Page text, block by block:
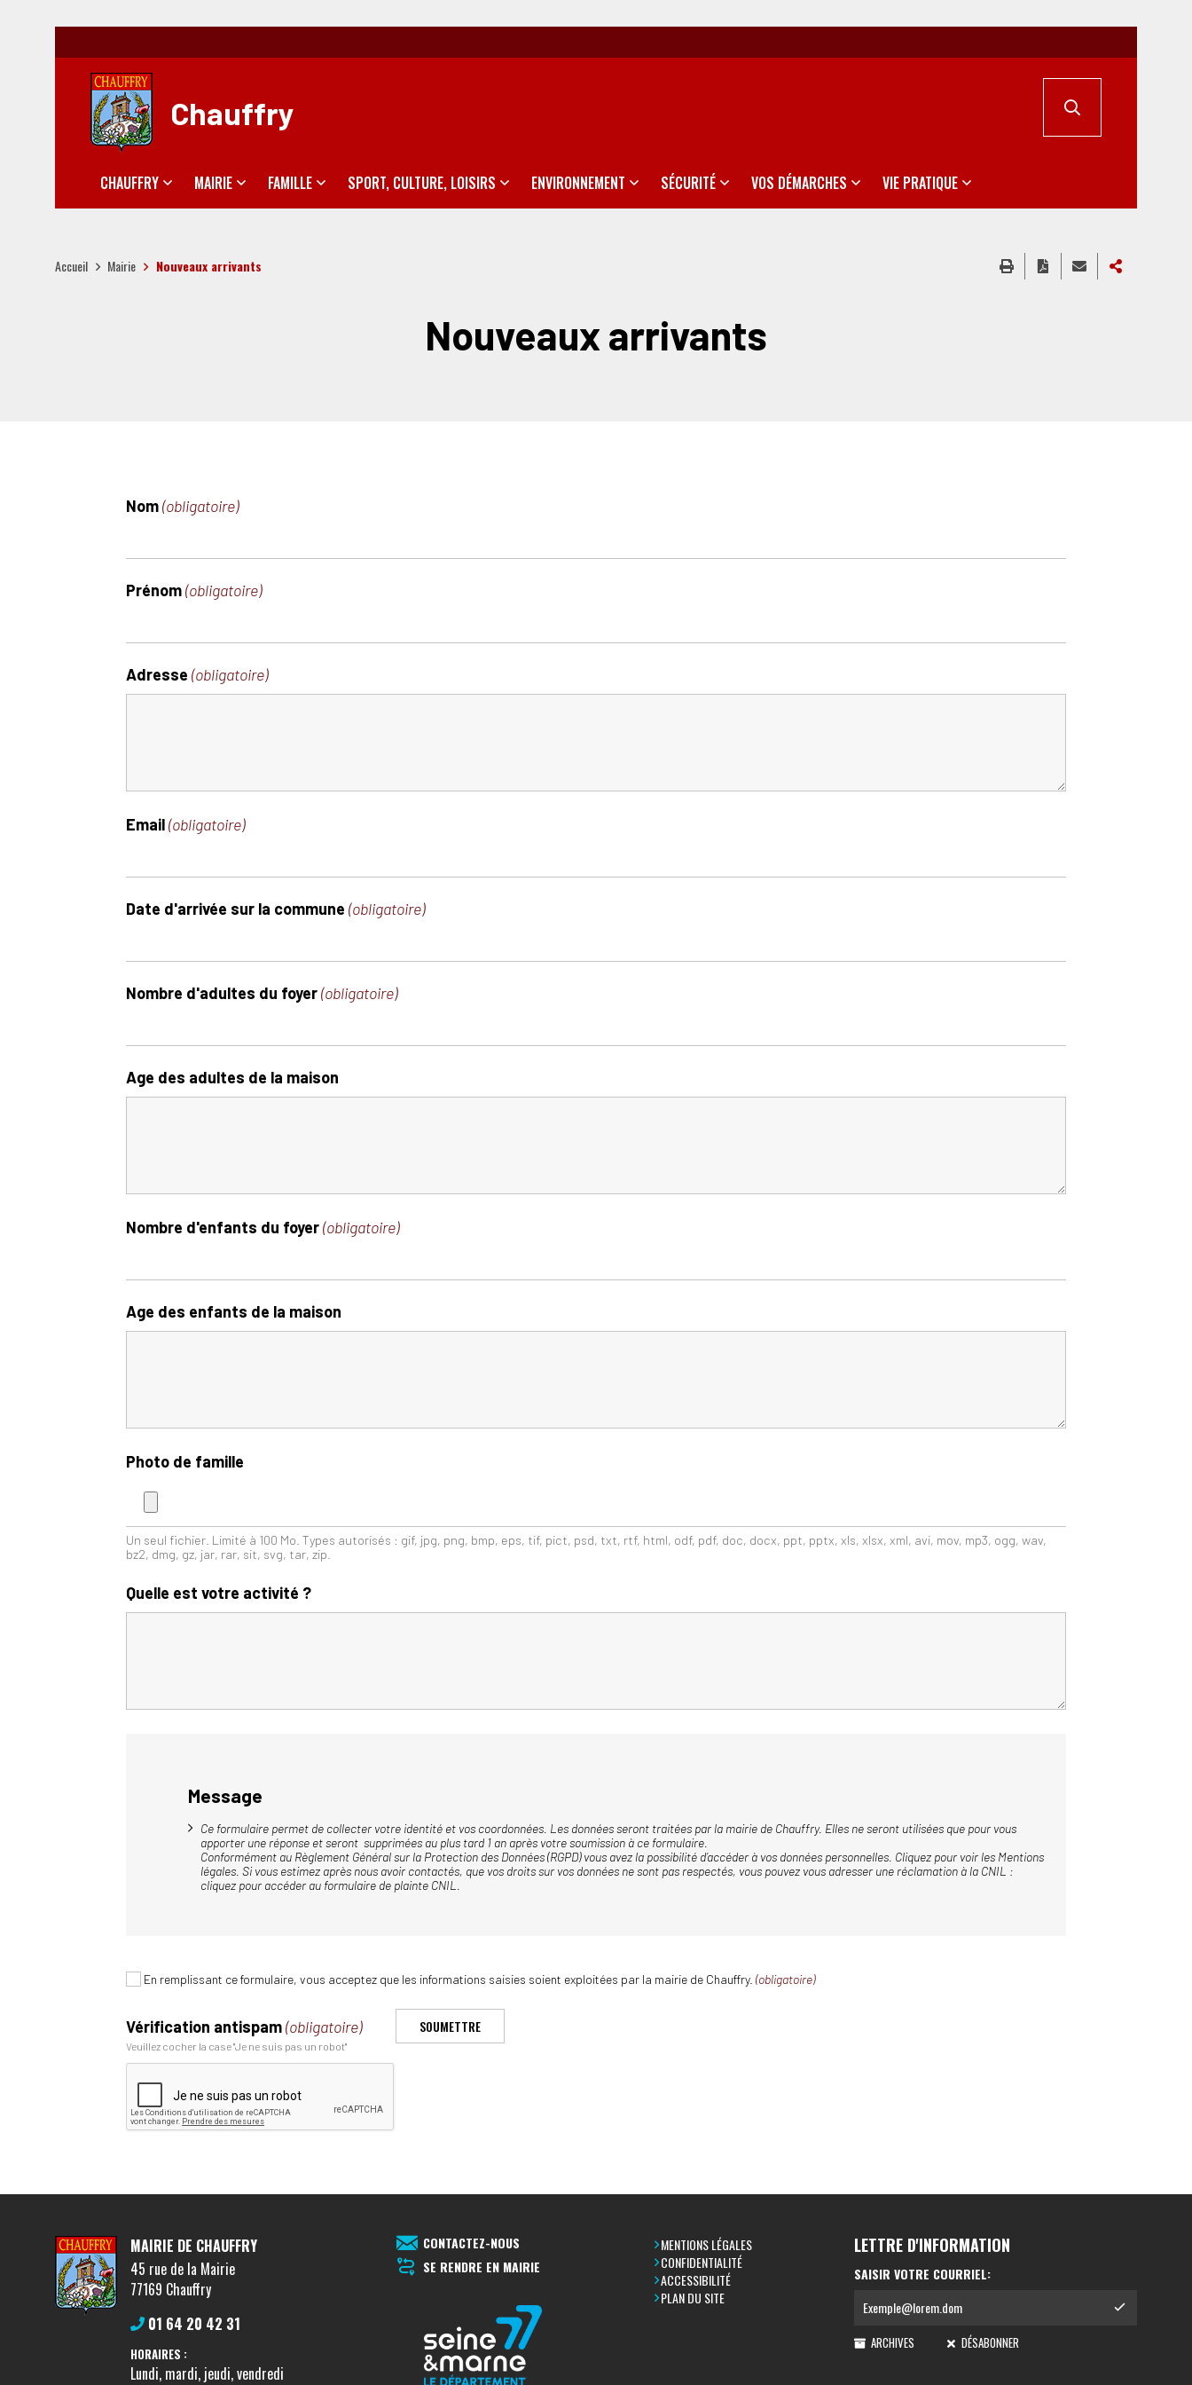
Chauffry
CHAUFFRY MAIRIE FAMILLE SPORT, CULTURE, LOISIRS ENVIRONNEMENT SÉCURITÉ VOS DÉMARCHES VIE PRATIQUE
Accueil Mairie Nouveaux arrivants
Nouveaux arrivants
Nom(obligatoire)
Prénom(obligatoire)
Adresse (obligatoire)
Email(obligatoire)
Date d'arrivée sur la commune (obligatoire)
Nombre d'adultes du foyer(obligatoire)
Age des adultes de la maison
Nombre d'enfants du foyer(obligatoire)
Age des enfants de la maison
Photo de famille
Un seul fichier. Limité à 100 Mo. Types autorisés : gif, jpg, png, bmp, eps, tif, pict, psd, txt, rtf, html, odf, pdf, doc, docx, ppt, pptx, xls, xlsx, xml, avi, mov, mp3, ogg, wav,
bz2, dmg, gz, jar, rar, sit, svg, tar, zip.
Quelle est votre activité ?
Message
Ce formulaire permet de collecter votre identité et vos coordonnées. Les données seront traitées par la mairie de Chauffry. Elles ne seront utilisées que pour vous
apporter une réponse et seront supprimées au plus tard 1 an après votre soumission à ce formulaire.
Conformément au Règlement Général sur la Protection des Données (RGPD) vous avez la possibilité d’accéder à vos données personnelles. Cliquez pour voir les Mentions
légales. Si vous estimez après nous avoir contactés, que vos droits sur vos données ne sont pas respectés, vous pouvez vous adresser une réclamation à la CNIL :
cliquez pour accéder au formulaire de plainte CNIL.
En remplissant ce formulaire, vous acceptez que les informations saisies soient exploitées par la mairie de Chauffry. (obligatoire)
Vérification antispam(obligatoire)
Veuillez cocher la case "Je ne suis pas un robot"
SOUMETTRE
MAIRIE DE CHAUFFRY
45 rue de la Mairie
77169 Chauffry
01 64 20 42 31
HORAIRES :
Lundi, mardi, jeudi, vendredi
CONTACTEZ-NOUS
SE RENDRE EN MAIRIE
MENTIONS LÉGALES
CONFIDENTIALITÉ
ACCESSIBILITÉ
PLAN DU SITE
LETTRE D'INFORMATION
SAISIR VOTRE COURRIEL:
ARCHIVES DÉSABONNER